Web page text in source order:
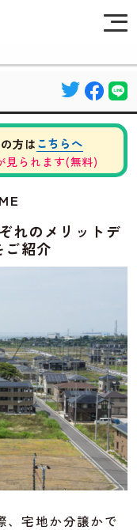
方はこちらへ
見られます(無料)
れのメリットデ
ご紹介
、宅地か分譲かで
いですか? 当社ではお客様の
て、およびご質問がある場合
覧ください。